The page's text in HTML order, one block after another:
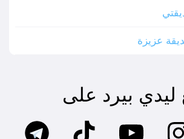
عزيزة
ليدي بيرد على